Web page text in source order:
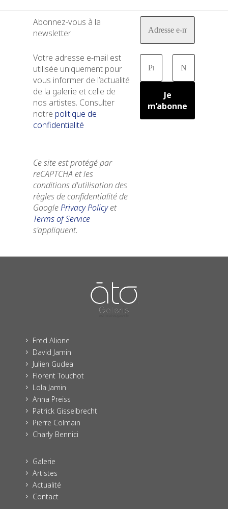
Abonnez-vous à la
newsletter
Votre adresse e-mail est
utilisée uniquement pour
vous informer de l’actualité
de la galerie et celle de
nos artistes. Consulter
notre politique de
confidentialité
Ce site est protégé par
reCAPTCHA et les
conditions d'utilisation des
règles de confidentialité de
GooglePrivacy Policyet
Terms of Service
s'appliquent.
5 Fred Alione
5 David Jamin
5 Julien Gudea
5 Florent Touchot
5 Lola Jamin
5 Anna Preiss
5 Patrick Gisselbrecht
5 Pierre Colmain
5 Charly Bennici
5 Galerie
5 Artistes
5 Actualité
5 Contact